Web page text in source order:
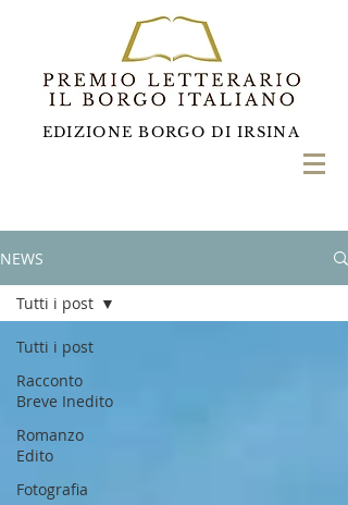
EDIZIONE BORGO DI IRSINA
NEWS
Tutti i post
Racconto
Breve Inedito
Romanzo
Edito
Fotografia
Tutti i post